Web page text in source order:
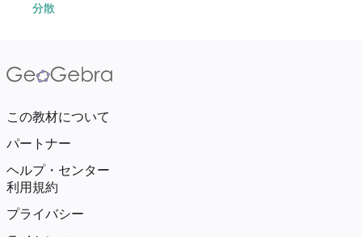
分散
この教材について
パートナー
ヘルプ・センター
利用規約
プライバシー